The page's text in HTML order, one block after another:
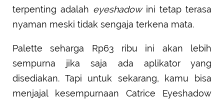
terpenting adalah eyeshadowini tetap terasa
nyaman meski tidak sengaja terkena mata.
Palette seharga Rp63 ribu ini akan lebih
sempurna jika saja ada aplikator yang
disediakan. Tapi untuk sekarang, kamu bisa
menjajal kesempurnaan Catrice Eyeshadow